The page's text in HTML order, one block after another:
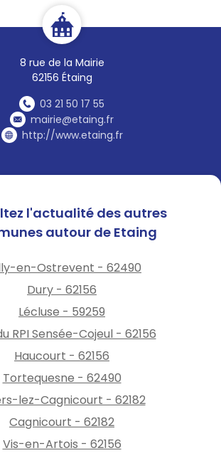
8 rue de la Mairie
62156 Étaing
03 21 50 17 55
mairie@etaing.fr
http://www.etaing.fr
Ensemble, adoptons les
gestes pour préserver
l'actualité des autres
autour de Etaing
en-Ostrevent - 62490
Dury - 62156
Lécluse - 59259
RPI Sensée-Cojeul - 62156
Haucourt - 62156
Tortequesne - 62490
lez-Cagnicourt - 62182
Cagnicourt - 62182
Vis-en-Artois - 62156